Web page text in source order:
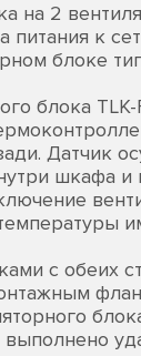
на 2
к
блоке
блока
Датчик
шкафа и
с обеих